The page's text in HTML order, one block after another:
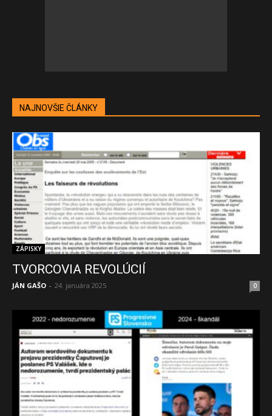
NAJNOVŠIE ČLÁNKY
ZÁPISKY
TVORCOVIA REVOLÚCIÍ
JÁN GAŠO - 24. januára 2025 0